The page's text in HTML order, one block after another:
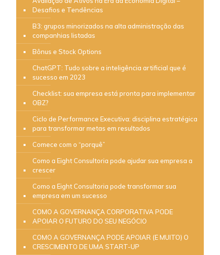
Desafios e Tendências
B3: grupos minorizados na alta administração das
companhias listadas
Bônus e Stock Options
ChatGPT: Tudo sobre a inteligência artificial que é
sucesso em 2023
Checklist: sua empresa está pronta para implementar
OBZ?
Ciclo de Performance Executiva: disciplina estratégica
para transformar metas em resultados
Comece com o “porquê”
Como a Eight Consultoria pode ajudar sua empresa a
crescer
Como a Eight Consultoria pode transformar sua
empresa em um sucesso
COMO A GOVERNANÇA CORPORATIVA PODE
APOIAR O FUTURO DO SEU NEGÓCIO
COMO A GOVERNANÇA PODE APOIAR (E MUITO) O
CRESCIMENTO DE UMA START-UP